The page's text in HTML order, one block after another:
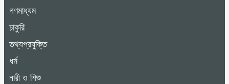
গণমাধ্যম
চাকুরি
তথ্যপ্রযুক্তি
ধর্ম
নারী ও শিশু